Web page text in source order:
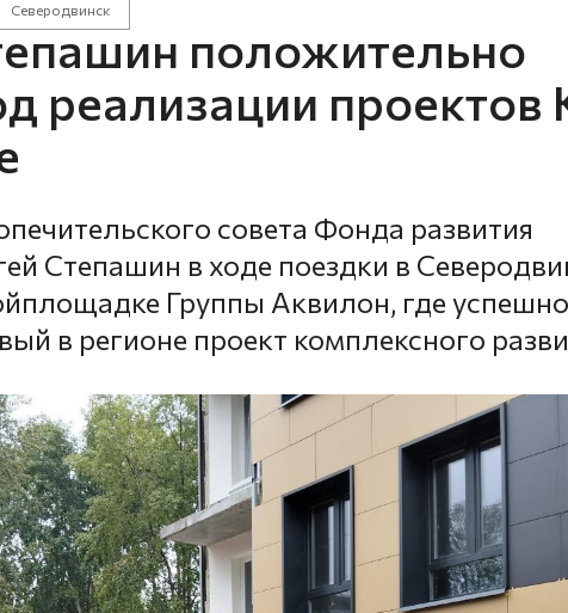
Северодвинск
положительно
реализации проектов
совета Фонда развития
Степашин в ходе поездки в
Группы Аквилон, где успешно
в регионе проект комплексного